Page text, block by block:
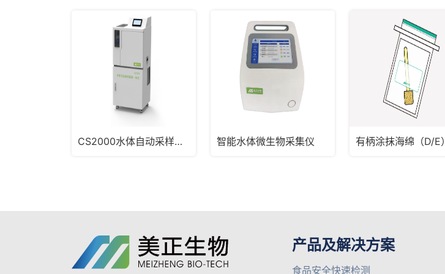
CS2000水体自动采样富集一体机 智能水体微生物采集仪 有柄涂抹海绵（D/E）
产品及解决方案
食品安全快速检测